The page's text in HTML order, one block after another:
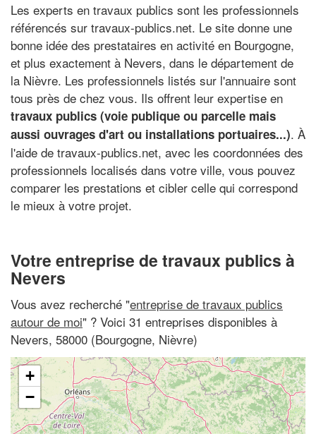
Les experts en travaux publics sont les professionnels
référencés sur travaux-publics.net. Le site donne une
bonne idée des prestataires en activité en Bourgogne,
et plus exactement à Nevers, dans le département de
la Nièvre. Les professionnels listés sur l'annuaire sont
tous près de chez vous. Ils offrent leur expertise en
travaux publics (voie publique ou parcelle mais
aussi ouvrages d'art ou installations portuaires...). À
l'aide de travaux-publics.net, avec les coordonnées des
professionnels localisés dans votre ville, vous pouvez
comparer les prestations et cibler celle qui correspond
le mieux à votre projet.
Votre entreprise de travaux publics à
Nevers
Vous avez recherché "entreprise de travaux publics
autour de moi" ? Voici 31 entreprises disponibles à
Nevers, 58000 (Bourgogne, Nièvre)
+
−